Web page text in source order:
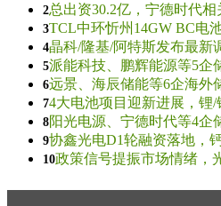
2总出资30.2亿，宁德时代
3TCL中环忻州14GW BC电
4晶科/隆基/阿特斯发布最新
5派能科技、鹏辉能源等5企
6远景、海辰储能等6企海外
74大电池项目迎新进展，锂
8阳光电源、宁德时代等4企
9协鑫光电D1轮融资落地，
10政策信号提振市场情绪，